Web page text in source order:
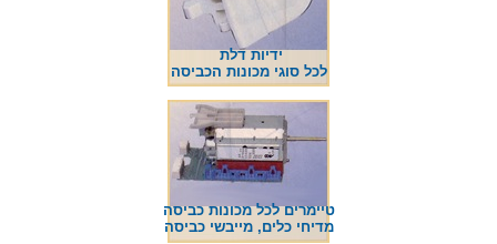
ידיות דלת
לכל סוגי מכונות הכביסה
טיימרים לכל מכונות כביסה
מדיחי כלים, מייבשי כביסה